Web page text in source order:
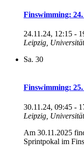
Finswimming:
24.11.24, 12:15 -
Leipzig,
Sa. 30
Finswimming:
30.11.24, 09:45 -
Leipzig,
Am 30.11.2025
Sprintpokal im